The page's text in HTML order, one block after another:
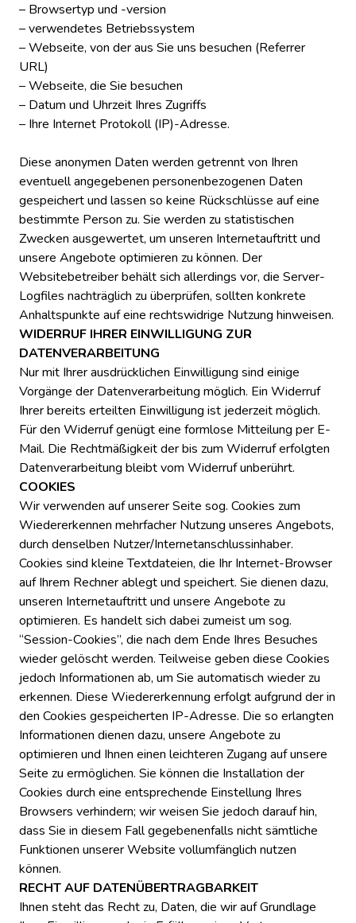
– Browsertyp und -version
– verwendetes Betriebssystem
– Webseite, von der aus Sie uns besuchen (Referrer
URL)
– Webseite, die Sie besuchen
– Datum und Uhrzeit Ihres Zugriffs
– Ihre Internet Protokoll (IP)-Adresse.
Diese anonymen Daten werden getrennt von Ihren
eventuell angegebenen personenbezogenen Daten
gespeichert und lassen so keine Rückschlüsse auf eine
bestimmte Person zu. Sie werden zu statistischen
Zwecken ausgewertet, um unseren Internetauftritt und
unsere Angebote optimieren zu können. Der
Websitebetreiber behält sich allerdings vor, die Server-
Logfiles nachträglich zu überprüfen, sollten konkrete
Anhaltspunkte auf eine rechtswidrige Nutzung hinweisen.
WIDERRUF IHRER EINWILLIGUNG ZUR
DATENVERARBEITUNG
Nur mit Ihrer ausdrücklichen Einwilligung sind einige
Vorgänge der Datenverarbeitung möglich. Ein Widerruf
Ihrer bereits erteilten Einwilligung ist jederzeit möglich.
Für den Widerruf genügt eine formlose Mitteilung per E-
Mail. Die Rechtmäßigkeit der bis zum Widerruf erfolgten
Datenverarbeitung bleibt vom Widerruf unberührt.
COOKIES
Wir verwenden auf unserer Seite sog. Cookies zum
Wiedererkennen mehrfacher Nutzung unseres Angebots,
durch denselben Nutzer/Internetanschlussinhaber.
Cookies sind kleine Textdateien, die Ihr Internet-Browser
auf Ihrem Rechner ablegt und speichert. Sie dienen dazu,
unseren Internetauftritt und unsere Angebote zu
optimieren. Es handelt sich dabei zumeist um sog.
“Session-Cookies”, die nach dem Ende Ihres Besuches
wieder gelöscht werden. Teilweise geben diese Cookies
jedoch Informationen ab, um Sie automatisch wieder zu
erkennen. Diese Wiedererkennung erfolgt aufgrund der in
den Cookies gespeicherten IP-Adresse. Die so erlangten
Informationen dienen dazu, unsere Angebote zu
optimieren und Ihnen einen leichteren Zugang auf unsere
Seite zu ermöglichen. Sie können die Installation der
Cookies durch eine entsprechende Einstellung Ihres
Browsers verhindern; wir weisen Sie jedoch darauf hin,
dass Sie in diesem Fall gegebenenfalls nicht sämtliche
Funktionen unserer Website vollumfänglich nutzen
können.
RECHT AUF DATENÜBERTRAGBARKEIT
Ihnen steht das Recht zu, Daten, die wir auf Grundlage